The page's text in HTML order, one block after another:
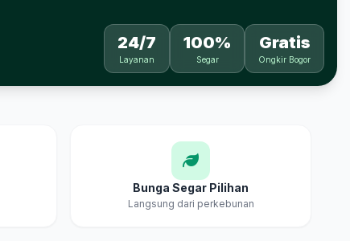
24/7
Layanan
100%
Segar
Gratis
Ongkir Bogor
Bunga Segar Pilihan
Langsung dari perkebunan